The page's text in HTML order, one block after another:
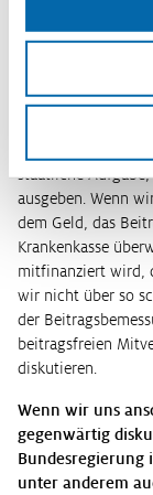
Wir stellen
nämlich dass im
Aufgaben
da geht es
gesundheitlichen
staatliche
ausgeben. Wenn
dem Geld, das
Krankenkasse
mitfinanziert wird,
wir nicht über so
der
beitragsfreien
diskutieren.
Wenn wir uns
gegenwärtig
Bundesregierung
unter anderem